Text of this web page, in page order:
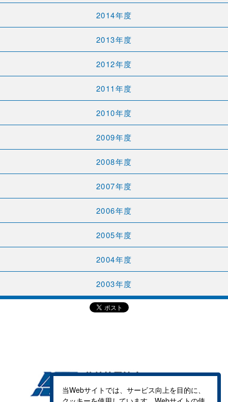
2014年度
2013年度
2012年度
2011年度
2010年度
2009年度
2008年度
2007年度
2006年度
2005年度
2004年度
2003年度
当Webサイトでは、サービス向上を目的に、